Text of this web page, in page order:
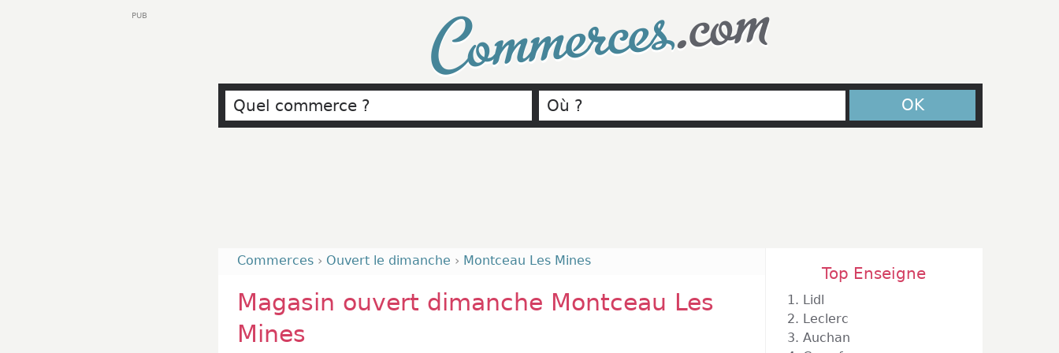
Commerces.com
OK
Commerces › Ouvert le dimanche › Montceau Les Mines
Magasin ouvert dimanche Montceau Les
Mines
Top Enseigne
1. Lidl
2. Leclerc
3. Auchan
PUB